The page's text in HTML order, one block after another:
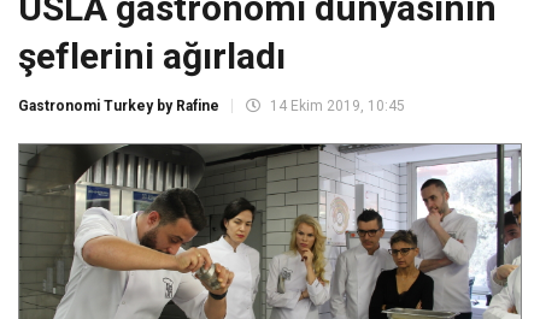
şeflerini ağırladı
Gastronomi Turkey by Rafine 14 Ekim 2019, 10:45